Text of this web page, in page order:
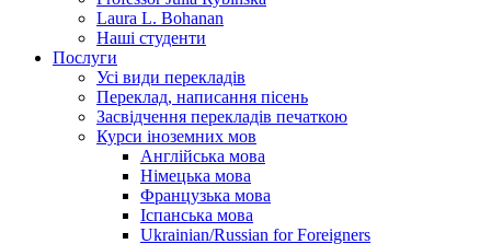
Laura L. Bohanan
Наші студенти
Послуги
Усі види перекладів
Переклад, написання пісень
Засвідчення перекладів печаткою
Курси іноземних мов
Англійська мова
Німецька мова
Французька мова
Іспанська мова
Ukrainian/Russian for Foreigners